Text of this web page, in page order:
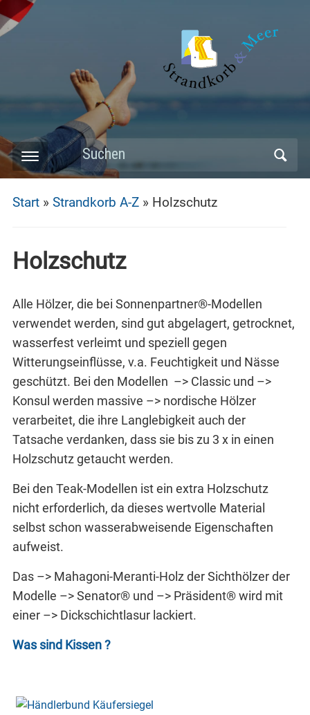
Skip
to
main
content
Toggle
Search
for:
Start» Strandkorb A-Z» Holzschutz
Holzschutz
Alle Hölzer, die bei Sonnenpartner®-Modellen
verwendet werden, sind gut abgelagert, getrocknet,
wasserfest verleimt und speziell gegen
Witterungseinflüsse, v.a. Feuchtigkeit und Nässe
geschützt. Bei den Modellen –> Classic und –>
Konsul werden massive –> nordische Hölzer
verarbeitet, die ihre Langlebigkeit auch der
Tatsache verdanken, dass sie bis zu 3 x in einen
Holzschutz getaucht werden.
Bei den Teak-Modellen ist ein extra Holzschutz
nicht erforderlich, da dieses wertvolle Material
selbst schon wasserabweisende Eigenschaften
aufweist.
Das –> Mahagoni-Meranti-Holz der Sichthölzer der
Modelle –> Senator® und –> Präsident® wird mit
einer –> Dickschichtlasur lackiert.
Was sind Kissen ?